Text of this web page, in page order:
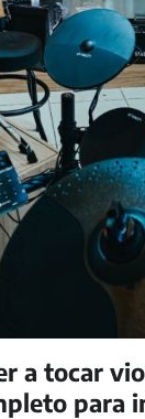
a tocar
para